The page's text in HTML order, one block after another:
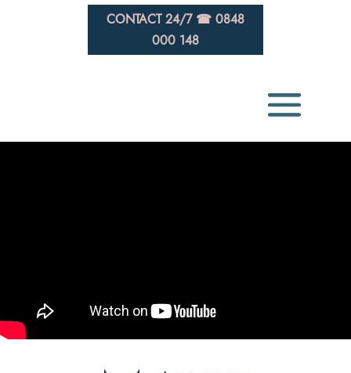
CONTACT 24/7 ☎ 0848
000 148